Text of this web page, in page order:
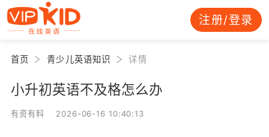
注册/登录
首页 青少儿英语知识 详情
小升初英语不及格怎么办
有资有料 2026-06-16 10:40:13